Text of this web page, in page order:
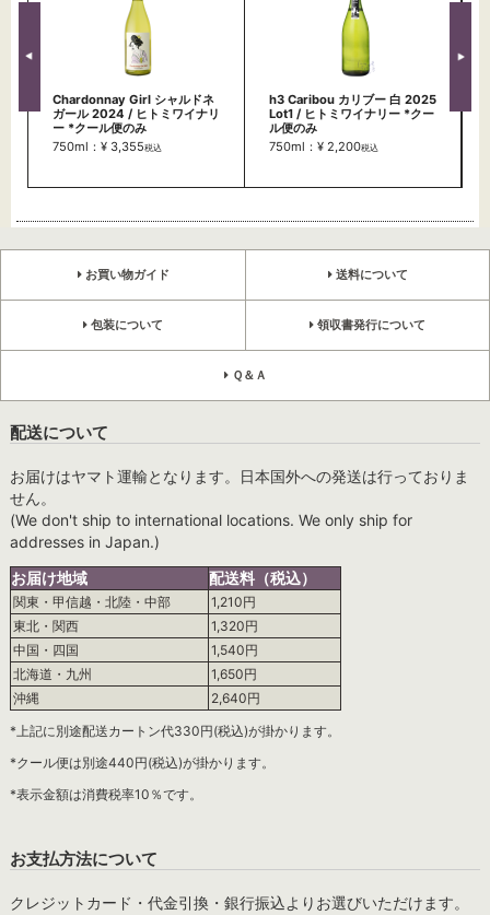
Chardonnay Girl シャルドネ
ガール 2024 / ヒトミワイナリ
ー *クール便のみ
750ml：¥ 3,355税込
h3 Caribou カリブー 白 2025
Lot1 / ヒトミワイナリー *クー
ル便のみ
750ml：¥ 2,200税込
お買い物ガイド 送料について
包装について 領収書発行について
Ｑ＆Ａ
配送について
お届けはヤマト運輸となります。日本国外への発送は行っておりま
せん。
(We don't ship to international locations. We only ship for
addresses in Japan.)
お届け地域
配送料（税込）
関東・甲信越・北陸・中部
1,210円
東北・関西
1,320円
中国・四国
1,540円
北海道・九州
1,650円
沖縄
2,640円
*上記に別途配送カートン代330円(税込)が掛かります。
*クール便は別途440円(税込)が掛かります。
*表示金額は消費税率10％です。
お支払方法について
クレジットカード・代金引換・銀行振込よりお選びいただけます。